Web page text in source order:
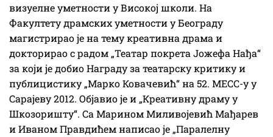
визуелне уметности у Високој школи. На
Факултету драмских уметности у Београду
магистрирао је на тему креативна драма и
докторирао с радом „Театар покрета Јожефа Нађа“
за који је добио Награду за театарску критику и
публицистику „Марко Ковачевић“ на 52. МЕСС-у у
Сарајеву 2012. Објавио је и „Креативну драму у
Шкозоришту“. Са Марином Миливојевић Мађарев
и Иваном Правдићем написао је „Паралелну